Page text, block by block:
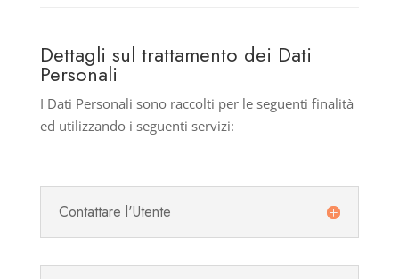
Dettagli sul trattamento dei Dati
Personali
I Dati Personali sono raccolti per le seguenti finalità
ed utilizzando i seguenti servizi:
Contattare l'Utente